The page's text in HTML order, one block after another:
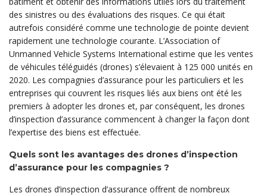
des sinistres ou des évaluations des risques. Ce qui était
autrefois considéré comme une technologie de pointe devient
rapidement une technologie courante. L’Association of
Unmanned Vehicle Systems International estime que les ventes
de véhicules téléguidés (drones) s’élevaient à 125 000 unités en
2020. Les compagnies d’assurance pour les particuliers et les
entreprises qui couvrent les risques liés aux biens ont été les
premiers à adopter les drones et, par conséquent, les drones
d’inspection d’assurance commencent à changer la façon dont
l’expertise des biens est effectuée.
Quels sont les avantages des drones d’inspection
d’assurance pour les compagnies ?
Les drones d’inspection d’assurance offrent de nombreux